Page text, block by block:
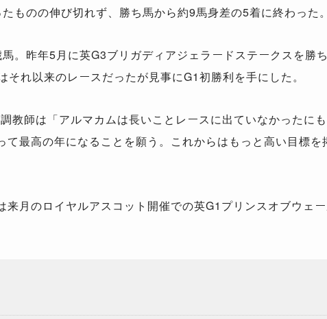
ものの伸び切れず、勝ち馬から約9馬身差の5着に終わった。
昨年5月に英G3ブリガディアジェラードステークスを勝ち
れ以来のレースだったが見事にG1初勝利を手にした。
師は「アルマカムは長いことレースに出ていなかったに
最高の年になることを願う。これからはもっと高い目標を
月のロイヤルアスコット開催での英G1プリンスオブウェ